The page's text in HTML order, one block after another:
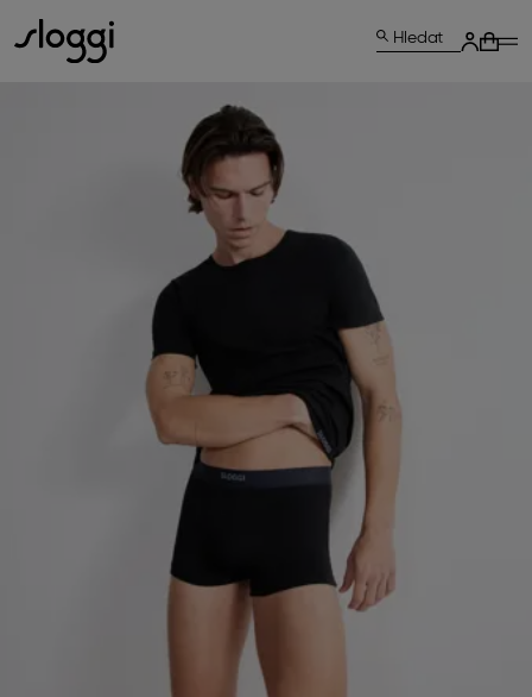
Hledat